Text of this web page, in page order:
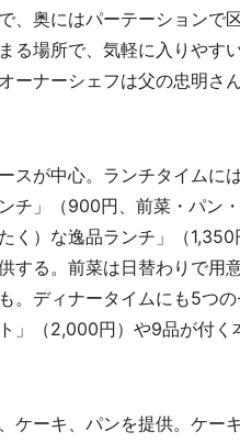
、奥にはパーテーションで
る場所で、気軽に入りやす
ーナーシェフは父の忠明
スが中心。ランチタイムに
チ」（900円、前菜・パン
く）な逸品ランチ」（
する。前菜は日替わりで用
。ディナータイムにも5つ
」（2,000円）や9品が付
ーキ、パンを提供。ケー